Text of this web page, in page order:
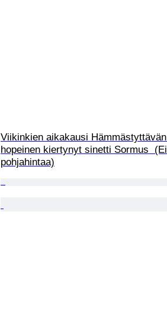
Viikinkien aikakausi Hämmästyttävän
hopeinen kiertynyt sinetti Sormus  (Ei
pohjahintaa)